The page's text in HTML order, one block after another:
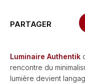
PARTAGER
Luminaire Authentik
rencontre du
lumière devient